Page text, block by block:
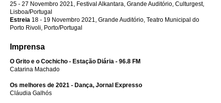
25 - 27 Novembro 2021, Festival Alkantara, Grande Auditório, Culturgest,
Lisboa/Portugal
Estreia 18 - 19 Novembro 2021, Grande Auditório, Teatro Municipal do
Porto Rivoli, Porto/Portugal
Imprensa
O Grito e o Cochicho - Estação Diária - 96.8 FM
Catarina Machado
Os melhores de 2021 - Dança, Jornal Expresso
Cláudia Galhós